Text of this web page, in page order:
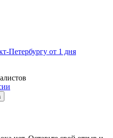
Петербургу от 1 дня